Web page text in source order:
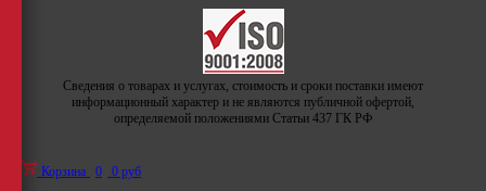
Сведения о товарах и услугах, стоимость и сроки поставки имеют
информационный характер и не являются публичной офертой,
определяемой положениями Статьи 437 ГК РФ
Корзина 0 0 руб